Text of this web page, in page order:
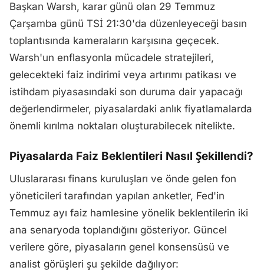
Başkan Warsh, karar günü olan 29 Temmuz
Çarşamba günü TSİ 21:30'da düzenleyeceği basın
toplantısında kameraların karşısına geçecek.
Warsh'un enflasyonla mücadele stratejileri,
gelecekteki faiz indirimi veya artırımı patikası ve
istihdam piyasasındaki son duruma dair yapacağı
değerlendirmeler, piyasalardaki anlık fiyatlamalarda
önemli kırılma noktaları oluşturabilecek nitelikte.
Piyasalarda Faiz Beklentileri Nasıl Şekillendi?
Uluslararası finans kuruluşları ve önde gelen fon
yöneticileri tarafından yapılan anketler, Fed'in
Temmuz ayı faiz hamlesine yönelik beklentilerin iki
ana senaryoda toplandığını gösteriyor. Güncel
verilere göre, piyasaların genel konsensüsü ve
analist görüşleri şu şekilde dağılıyor: